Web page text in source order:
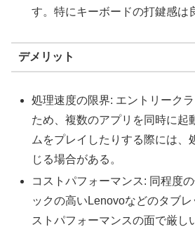
す。特にキーボードの打鍵感は
デメリット
処理速度の限界: エントリーク
ため、複数のアプリを同時に起
ムをプレイしたりする際には、
じる場合がある。
コストパフォーマンス: 同程度
ックの高いLenovoなどのタブ
ストパフォーマンスの面で厳し